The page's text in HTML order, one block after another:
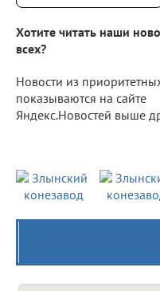
Хотите читать наши
всех?
Новости из
показываются на сайте
Яндекс.Новостей выше